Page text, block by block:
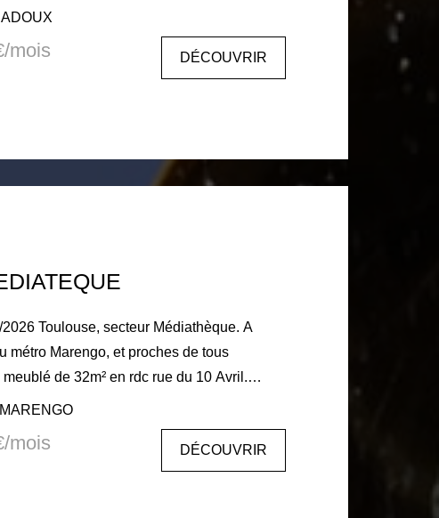
plancher , cheminée
à l'italienne . Parking vélo dans la
la charge du locataire 715€ dont 165€
des lieux.
mois DÉCOUVRIR
A
métro Marengo, et proches de tous
lumineux (avec canapé lit) et d'une
équipée ( réfrigérateur, micro-ondes,
d'une chambre avec placard donnant
d'eau attenante avec wc. Les +:
mois DÉCOUVRIR